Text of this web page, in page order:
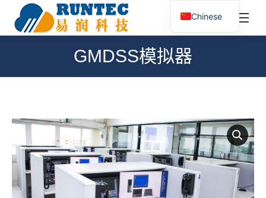
GMDSS模拟器
您在这里：
Chinese